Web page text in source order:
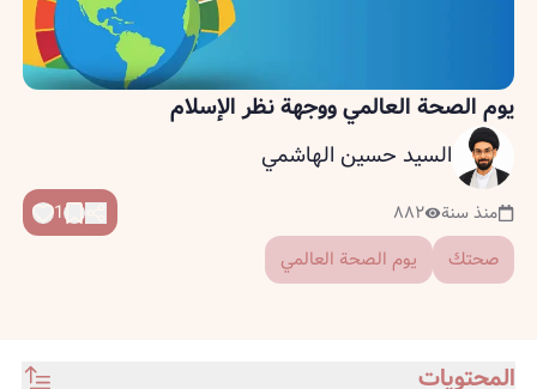
يوم الصحة العالمي ووجهة نظر الإسلام
السيد حسين الهاشمي
صحتك يوم الصحة العالمي
منذ سنة ٨٨٢ 1
المحتويات